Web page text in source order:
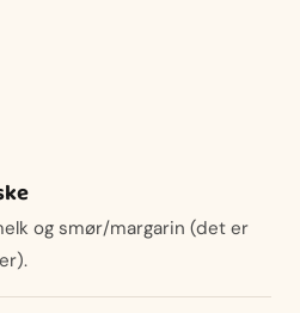
og smør/margarin (det er